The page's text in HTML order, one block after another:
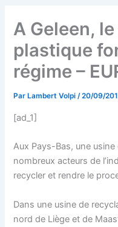
A Geleen,
plastique
régime –
Par Lambert Volpi/20/09/
[ad_1]
Aux Pays-Bas, une
nombreux acteurs de
recycler et rendre le
Dans une usine de
nord de Liège et de